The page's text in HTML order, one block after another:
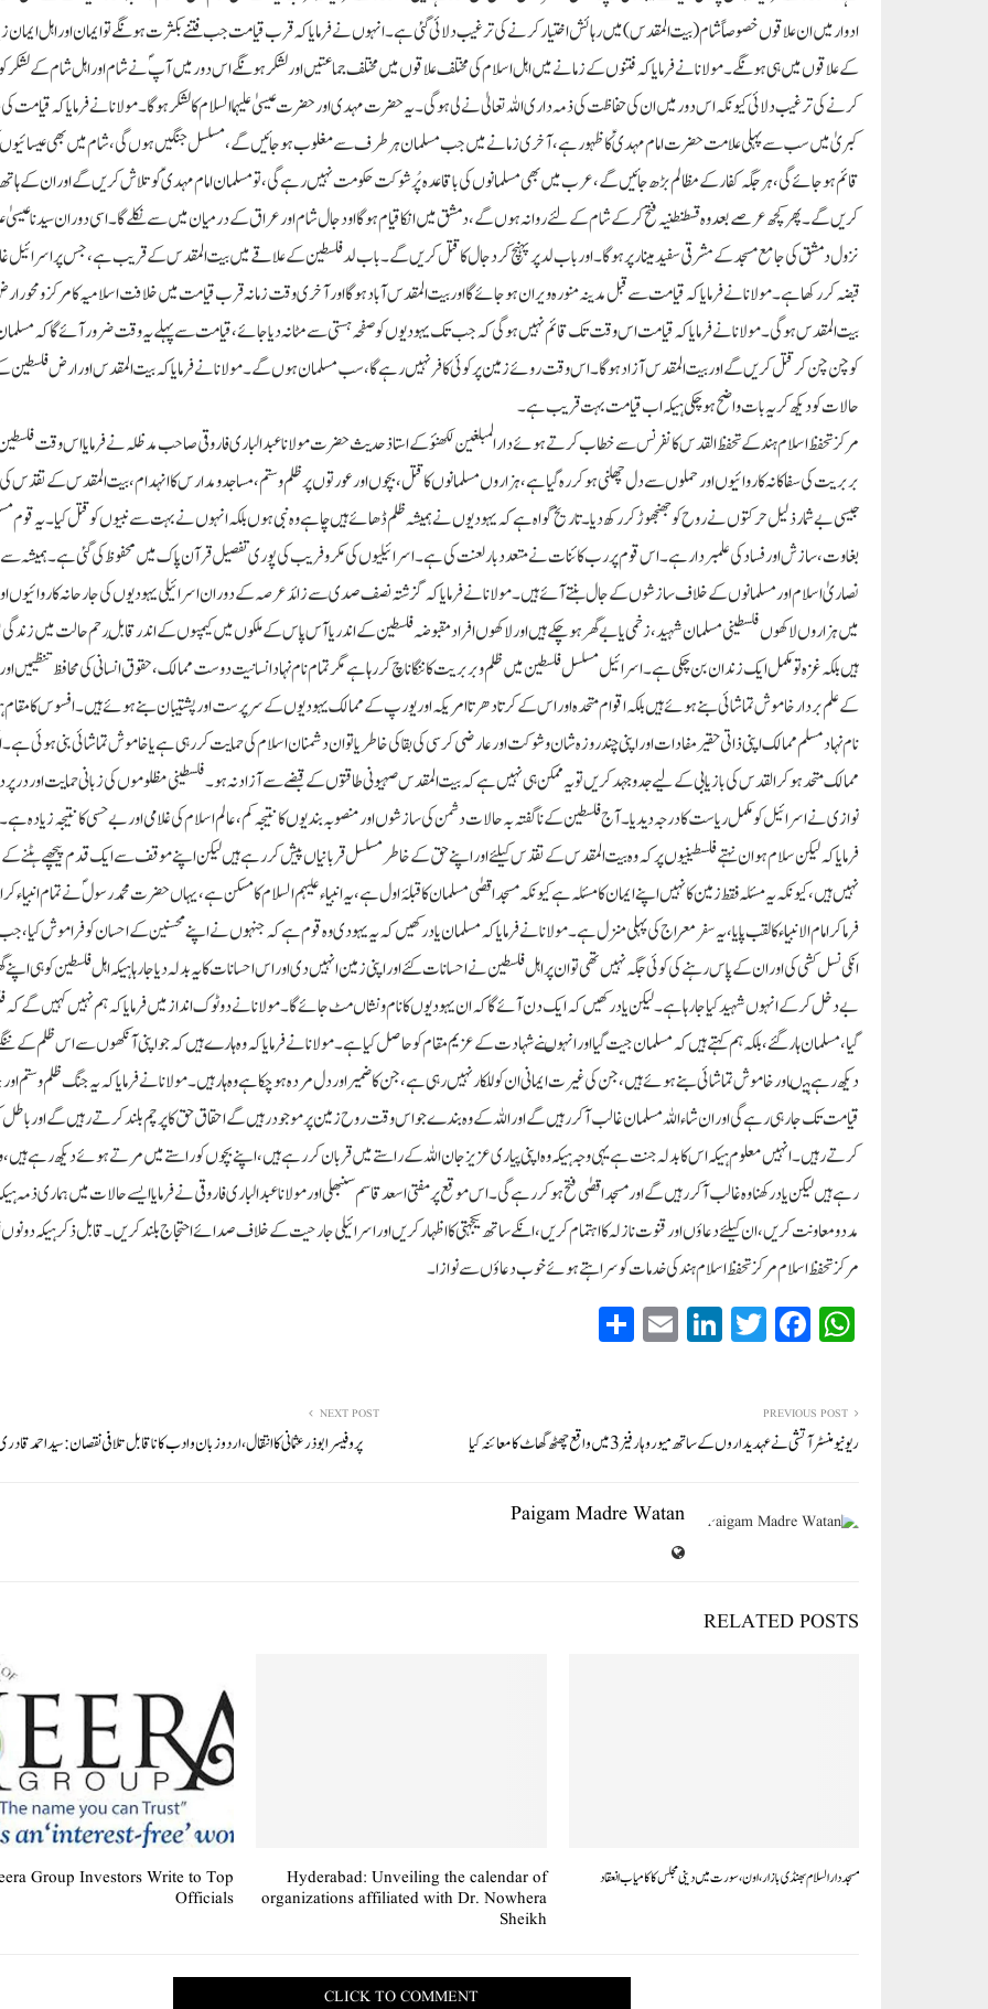
ادوار میں ان علاقوں خصوصاً شام (بیت المقدس) میں رہائش اختیار کرنے کی ترغیب دلائی گئی ہے۔ انہوں نے فرمایا کہ قرب قیامت جب فتنے بکثرت ہونگے تو ایمان اور اہل ایمان
کے علاقوں میں ہی ہونگے۔ مولانا نے فرمایا کہ فتنوں کے زمانے میں اہل اسلام کی مختلف علاقوں میں مختلف جماعتیں اور لشکر ہونگے اس دور میں آپؐ نے شام اور اہل شام کے لشکر کو
کرنے کی ترغیب دلائی کیونکہ اس دور میں ان کی حفاظت کی ذمہ داری اللہ تعالیٰ نے لی ہوگی۔ یہ حضرت مہدی اور حضرت عیسیٰ علیہما السلام کا لشکر ہوگا۔ مولانا نے فرمایا کہ قیامت
کبریٰ میں سب سے پہلی علامت حضرت امام مہدی ؑکا ظہور ہے، آخری زمانے میں جب مسلمان ہر طرف سے مغلوب ہوجائیں گے، مسلسل جنگیں ہوں گی، شام میں بھی
قائم ہوجائے گی، ہر جگہ کفار کے مظالم بڑھ جائیں گے، عرب میں بھی مسلمانوں کی باقاعدہ پُرشوکت حکومت نہیں رہے گی، تو مسلمان امام مہدی ؑکو تلاش کریں گے اور ان کے
کریں گے۔ پھر کچھ عرصے بعد وہ قسطنطنیہ فتح کرکے شام کے لئے روانہ ہوں گے، دمشق میں انکا قیام ہوگا او دجال شام اور عراق کے درمیان میں سے نکلے گا ۔ اسی دوران سیدنا عیسیٰ
نزول دمشق کی جامع مسجد کے مشرقی سفید مینار پر ہوگا۔اور باب لد پر پہنچ کردجال کا قتل کریں گے۔ باب لد فلسطین کے علاقے میں بیت المقدس کے قریب ہے، جس پر
قبضہ کر رکھا ہے۔ مولانا نے فرمایا کہ قیامت سے قبل مدینہ منورہ ویران ہوجائے گا اور بیت المقدس آباد ہوگا اور آخری وقت زمانہ قرب قیامت میں خلافت اسلامیہ کا مرکز و
بیت المقدس ہوگی۔ مولانا نے فرمایا کہ قیامت اس وقت تک قائم نہیں ہوگی کہ جب تک یہودیوں کو صفحہ ہستی سے مٹا نہ دیا جائے، قیامت سے پہلے یہ وقت ضرور آئے گا کہ
کو چن چن کر قتل کریں گے اور بیت المقدس آزاد ہوگا۔ اس وقت روئے زمین پر کوئی کافر نہیں رہے گا، سب مسلمان ہوں گے۔ مولانا نے فرمایا کہ بیت المقدس اور ارض فلسطین
حالات کو دیکھ کر یہ بات واضح ہوچکی ہیکہ اب قیامت بہت قریب ہے۔
مرکز تحفظ اسلام ہند کے تحفظ القدس کانفرنس سے خطاب کرتے ہوئے دارالمبلغین لکھنؤکے استاذ حدیث حضرت مولانا عبد الباری فاروقی صاحب مدظلہ نے فرمایااس وقت فلسطین
بربریت کی سفاکانہ کاروائیوں اور حملوں سے دل چھلنی ہو کر رہ گیا ہے، ہزاروں مسلمانوں کا قتل، بچوں اور عورتوں پر ظلم و ستم، مساجد و مدارس کا انہدام، بیت المقدس کے تقدس کی
جیسی بے شمار ذلیل حرکتوں نے روح کو جھنجھوڑ کر رکھ دیا۔ تاریخ گواہ ہے کہ یہودیوں نے ہمیشہ ظلم ڈھائے ہیں چاہے وہ نبی ہوں بلکہ انہوں نے بہت سے نبیوں کو قتل کیا۔ یہ قوم
بغاوت، سازش اور فساد کی علمبردار ہے۔ اس قوم پر رب کائنات نے متعدد بار لعنت کی ہے۔ اسرائیلیوں کی مکرو فریب کی پوری تفصیل قرآن پاک میں محفوظ کی گئی ہے۔ ہمیشہ سے
نصاریٰ اسلام اور مسلمانوں کے خلاف سازشوں کے جال بنتے آئے ہیں۔ مولانا نے فرمایا کہ گزشتہ نصف صدی سے زائد عرصہ کے دوران اسرائیلی یہودیوں کی جارحانہ کاروائیوں
میں ہزاروں لاکھوں فلسطینی مسلمان شہید، زخمی یا بے گھر ہوچکے ہیں اور لاکھوں افراد مقبوضہ فلسطین کے اندر یا آس پاس کے ملکوں میں کیمپوں کے اندر قابلِ رحم حالت میں
ہیں بلکہ غزہ تو مکمل ایک زندان بن چکی ہے۔ اسرائیل مسلسل فلسطین میں ظلم و بربریت کا ننگا ناچ کررہا ہے مگر تمام نام نہاد انسانیت دوست ممالک، حقوق انسانی کی محافظ تنظیمیں
کے علم بردار خاموش تماشائی بنے ہوئے ہیں بلکہ اقوام متحدہ اور اس کے کرتا دھرتا امریکہ اور یورپ کے ممالک یہودیوں کے سرپرست اور پشتیبان بنے ہوئے ہیں۔ افسوس کا
نام نہاد مسلم ممالک اپنی ذاتی حقیر مفادات اور اپنی چند روزہ شان و شوکت اور عارضی کرسی کی بقا کی خاطر یا تو ان دشمنان اسلام کی حمایت کررہی ہے یا خاموش تماشائی بنی ہوئی
ممالک متحد ہوکر القدس کی بازیابی کے لیے جدوجہد کریں تو یہ ممکن ہی نہیں ہے کہ بیت المقدس صہیونی طاقتوں کے قبضے سے آزاد نہ ہو۔ فلسطینی مظلوموں کی زبانی حمایت اور
نوازی نے اسرائیل کو مکمل ریاست کا درجہ دیدیا۔ آج فلسطین کے ناگفتہ بہ حالات دشمن کی سازشوں اور منصوبہ بندیوں کا نتیجہ کم، عالم اسلام کی غلامی اور بے حسی کا نتیجہ زیادہ
فرمایا کہ لیکن سلام ہو ان نہتے فلسطینیوں پر کہ وہ بیت المقدس کے تقدس کیلئے اور اپنے حق کے خاطر مسلسل قربانیاں پیش کررہے ہیں لیکن اپنے موقف سے ایک قدم پیچھے ہٹنے کے
نہیں ہیں، کیونکہ یہ مسئلہ فقط زمین کا نہیں اپنے ایمان کا مسئلہ ہے کیونکہ مسجد اقصٰی مسلمان کا قبلۂ اول ہے، یہ انبیاء علیہم السلام کا مسکن ہے، یہاں حضرت محمد رسول ؐ نے تمام انبیاء
فرماکر امام الانبیاء کا لقب پایا، یہ سفر معراج کی پہلی منزل ہے۔ مولانا نے فرمایا کہ مسلمان یاد رکھیں کہ یہ یہودی وہ قوم ہے کہ جنہوں نے اپنے محسنین کے احسان کو فراموش کیا،
انکی نسل کشی کی اور ان کے پاس رہنے کی کوئی جگہ نہیں تھی تو ان پر اہل فلسطین نے احسانات کئے اور اپنی زمین انہیں دی اور اس احسانات کا یہ بدلہ دیا جارہا ہیکہ اہل فلسطین کو ہی
بے دخل کرکے انہوں شہید کیا جارہا ہے۔ لیکن یاد رکھیں کہ ایک دن آئے گا کہ ان یہودیوں کا نام و نشاں مٹ جائے گا۔ مولانا نے دوٹوک انداز میں فرمایا کہ ہم نہیں کہیں گے کہ
گیا، مسلمان ہار گئے، بلکہ ہم کہتے ہیں کہ مسلمان جیت گیا اور انہوںنے شہادت کے عزیم مقام کو حاصل کیا ہے۔ مولانا نے فرمایا کہ وہ ہارے ہیں کہ جو اپنی آنکھوں سے اس ظلم کے
دیکھ رہے ہیںاور خاموش تماشائی بنے ہوئے ہیں، جن کی غیرت ایمانی ان کو للکار نہیں رہی ہے، جن کا ضمیر اور دل مردہ ہو چکا ہے وہ ہار ہیں۔ مولانا نے فرمایا کہ یہ جنگ ظلم و ستم
قیامت تک جارہی رہے گی اور ان شاء اللہ مسلمان غالب آکر رہیں گے اور اللہ کے وہ بندے جو اس وقت روح زمین پر موجود رہیں گے احقاق حق کا پرچم بلند کرتے رہیں گے اور
کرتے رہیں۔ انہیں معلوم ہیکہ اس کا بدلہ جنت ہے یہی وجہ ہیکہ وہ اپنی پیاری عزیز جان اللہ کے راستے میں قربان کر رہے ہیں، اپنے بچوں کو راستے میں مرتے ہوئے دیکھ رہے ہیں،
رہے ہیں لیکن یاد رکھنا وہ غالب آکر رہیں گے اور مسجد اقصٰی فتح ہوکر رہے گی۔ اس موقع پر مفتی اسعد قاسم سنبھلی اور مولانا عبد الباری فاروقی نے فرمایا ایسے حالات میں ہماری ذمہ
مدد و معاونت کریں، ان کیلئے دعاؤں اور قنوت نازلہ کا اہتمام کریں، انکے ساتھ یکجہتی کا اظہار کریں اور اسرائیلی جارحیت کے خلاف صدائے احتجاج بلند کریں۔قابل ذکر ہیکہ
مرکز تحفظ اسلام مرکز تحفظ اسلام ہند کی خدمات کو سراہتے ہوئے خوب دعاؤں سے نوازا۔
W
ha
A
pp
Fa
ce
ok
T
wi
r
Li
nk
In
E
m
PREVIOUS POST
ریونیو منسٹر آتشی نے عہدیداروں کے ساتھ میور وہار فیز 3 میں واقع چھٹھ گھاٹ کا معائنہ کیا
NEXT POST
پروفیسر ابوذرعثمانی کا انتقال ، اردو زبان وادب کا ناقابل تلافی نقصان : سید احمد
Paigam Madre Watan
RELATED POSTS
مسجد دار السلام بھنڈی بازار، اون، سورت میں دینی مجلس کا کامیاب انعقاد
Hyderabad: Unveiling the calendar of
organizations affiliated with Dr. Nowhera
Sheikh
Group Investors Write to Top
Officials
CLICK TO COMMENT